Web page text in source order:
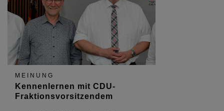
MEINUNG
Kennenlernen mit CDU-
Fraktionsvorsitzendem